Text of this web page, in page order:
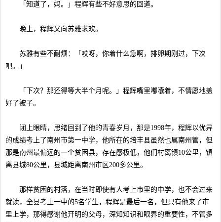
「知道了，妈。」程辉有些不好意思的回道。
晚上，程辉又向苏雅求欢。
苏雅有些不耐烦：「哎呀，你着什么急啊，排卵期刚过，下次
吧。」
「下次？那还得等大半个月呢。」程辉嘴里嘟囔着，不情愿地盖
好了被子。
闭上眼睛，思绪回到了他的青春岁月，那是1998年，程辉以优异
的成绩考上了南州市第一中学，他所在的培丰县虽然也属南州管，但
那是南州最偏远的一个贫困县，存在感极低，他们村离镇10公里，镇
离县城80公里，县城距离南州市区200多公里。
那样贫困的村落，在当时即使有人考上市里的中学，也不会过来
就读，全县考上一中的5名学生，程辉是最后一名，但只有他来了市
里上学，那得感谢他开明的父母，深知知识和眼界的重要性，不管多